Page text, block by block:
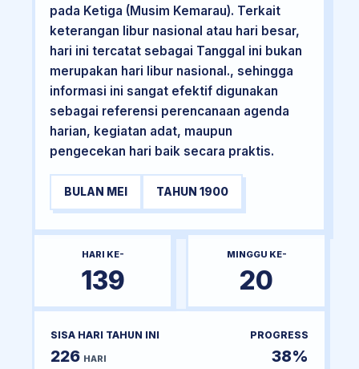
pada Ketiga (Musim Kemarau). Terkait
keterangan libur nasional atau hari besar,
hari ini tercatat sebagai Tanggal ini bukan
merupakan hari libur nasional., sehingga
informasi ini sangat efektif digunakan
sebagai referensi perencanaan agenda
harian, kegiatan adat, maupun
pengecekan hari baik secara praktis.
BULAN MEI TAHUN 1900
HARI KE-
139
MINGGU KE-
20
SISA HARI TAHUN INI
226 HARI
PROGRESS
38%